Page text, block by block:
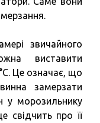
звичайного
виставити
Це означає, що
замерзати
у морозильнику
свідчить про її